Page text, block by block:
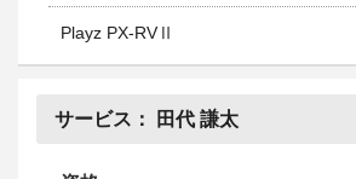
Playz PX-RVⅡ
サービス： 田代 謙太